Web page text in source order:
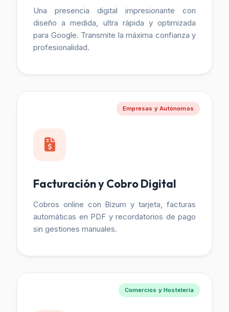
Una presencia digital impresionante con
diseño a medida, ultra rápida y optimizada
para Google. Transmite la máxima confianza y
profesionalidad.
Empresas y Autónomos
Facturación y Cobro Digital
Cobros online con Bizum y tarjeta, facturas
automáticas en PDF y recordatorios de pago
sin gestiones manuales.
Comercios y Hostelería